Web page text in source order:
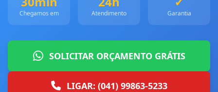
Chegamos em Atendimento Garantia
SOLICITAR ORÇAMENTO GRÁTIS
LIGAR: (041) 99863-5233